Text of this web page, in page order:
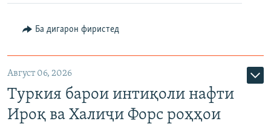
Ба дигарон фиристед
Август 06, 2026
Туркия барои интиқоли нафти
Ироқ ва Халиҷи Форс роҳҳои